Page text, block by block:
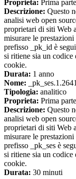
Proprieta: Prima parte
Descrizione: Questo
analisi web open
proprietari di siti Web
misurare le
prefisso _pk_id è
si ritiene sia un
cookie.
Durata: 1 anno
Nome: _pk_ses.1.2641
Tipologia: analitico
Proprieta: Prima parte
Descrizione: Questo
analisi web open
proprietari di siti Web
misurare le
prefisso _pk_ses è
si ritiene sia un
cookie.
Durata: 30 minuti